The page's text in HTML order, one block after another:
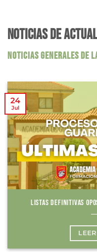
NOTICIAS DE
NOTICIAS GENERALES DE
LISTAS DEFINITIVAS
24
Jul